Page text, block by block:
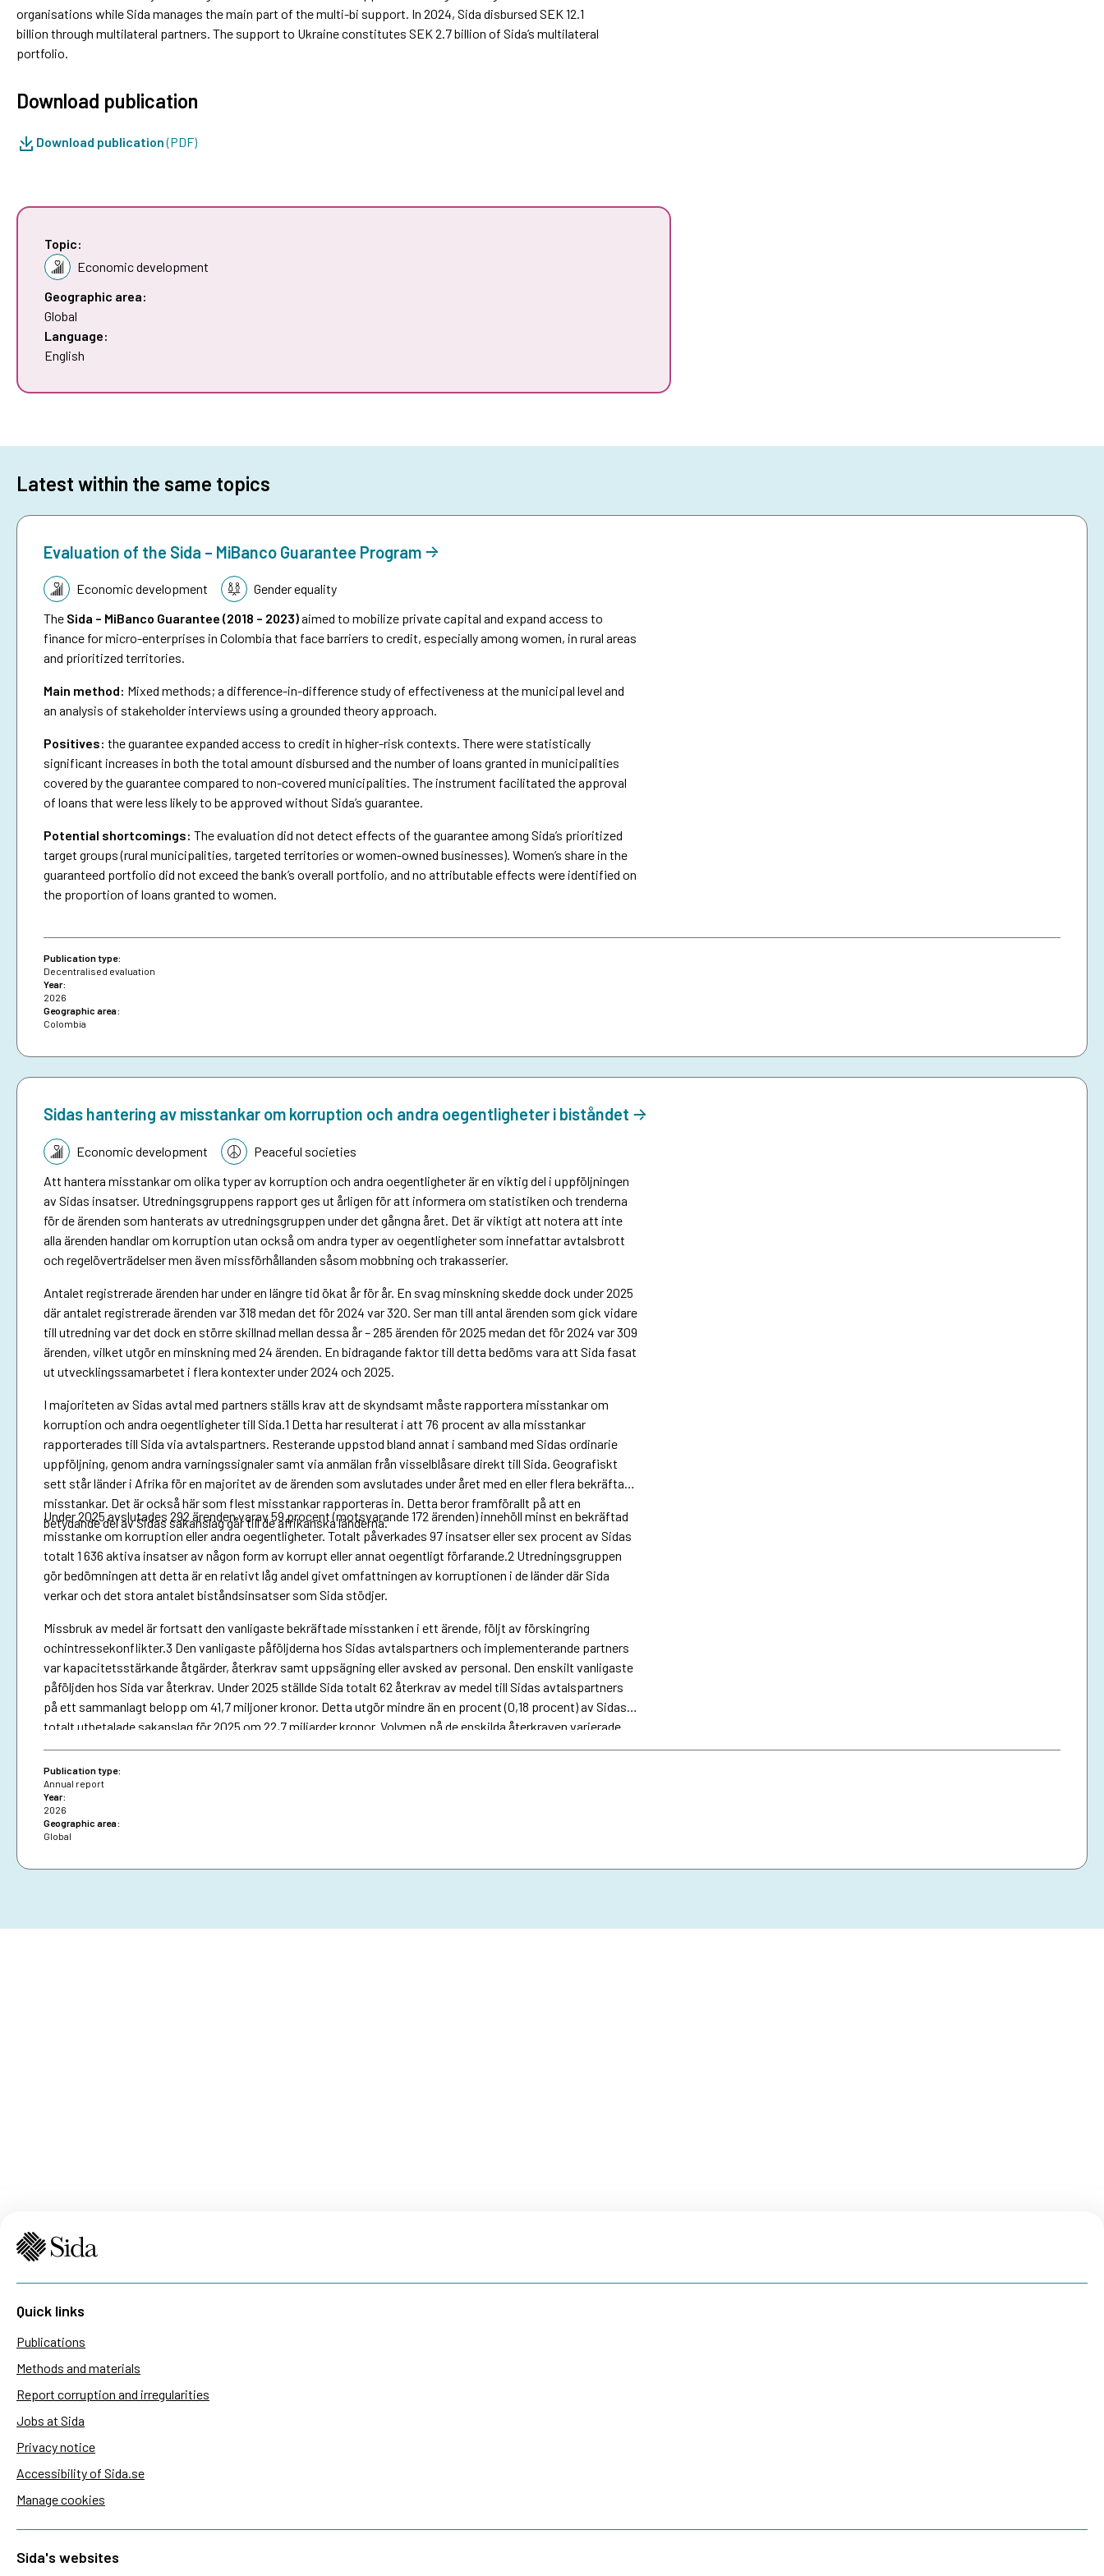
organisations while Sida manages the main part of the multi-bi support. In 2024, Sida disbursed SEK 12.1
billion through multilateral partners. The support to Ukraine constitutes SEK 2.7 billion of Sida’s multilateral
portfolio.
Download publication
Download publication(PDF)
Topic:
Economic development
Geographic area:
Global
Language:
English
Latest within the same topics
Evaluation of the Sida – MiBanco Guarantee Program
Topic:Economic development
Gender equality
The Sida – MiBanco Guarantee (2018 – 2023)aimed to mobilize private capital and expand access to
finance for micro-enterprises in Colombia that face barriers to credit, especially among women, in rural areas
and prioritized territories.
Main method: Mixed methods; a difference-in-difference study of effectiveness at the municipal level and
an analysis of stakeholder interviews using a grounded theory approach.
Positives: the guarantee expanded access to credit in higher-risk contexts. There were statistically
significant increases in both the total amount disbursed and the number of loans granted in municipalities
covered by the guarantee compared to non-covered municipalities. The instrument facilitated the approval
of loans that were less likely to be approved without Sida’s guarantee.
Potential shortcomings: The evaluation did not detect effects of the guarantee among Sida’s prioritized
target groups (rural municipalities, targeted territories or women-owned businesses). Women’s share in the
guaranteed portfolio did not exceed the bank’s overall portfolio, and no attributable effects were identified on
the proportion of loans granted to women.
Publication type:
Decentralised evaluation
Year:
2026
Geographic area:
Colombia
Sidas hantering av misstankar om korruption och andra oegentligheter i biståndet
Topic:Economic development
Peaceful societies
Att hantera misstankar om olika typer av korruption och andra oegentligheter är en viktig del i uppföljningen
av Sidas insatser. Utredningsgruppens rapport ges ut årligen för att informera om statistiken och trenderna
för de ärenden som hanterats av utredningsgruppen under det gångna året. Det är viktigt att notera att inte
alla ärenden handlar om korruption utan också om andra typer av oegentligheter som innefattar avtalsbrott
och regelöverträdelser men även missförhållanden såsom mobbning och trakasserier.
Antalet registrerade ärenden har under en längre tid ökat år för år. En svag minskning skedde dock under 2025
där antalet registrerade ärenden var 318 medan det för 2024 var 320. Ser man till antal ärenden som gick vidare
till utredning var det dock en större skillnad mellan dessa år – 285 ärenden för 2025 medan det för 2024 var 309
ärenden, vilket utgör en minskning med 24 ärenden. En bidragande faktor till detta bedöms vara att Sida fasat
ut utvecklingssamarbetet i flera kontexter under 2024 och 2025.
I majoriteten av Sidas avtal med partners ställs krav att de skyndsamt måste rapportera misstankar om
korruption och andra oegentligheter till Sida.1 Detta har resulterat i att 76 procent av alla misstankar
rapporterades till Sida via avtalspartners. Resterande uppstod bland annat i samband med Sidas ordinarie
uppföljning, genom andra varningssignaler samt via anmälan från visselblåsare direkt till Sida. Geografiskt
sett står länder i Afrika för en majoritet av de ärenden som avslutades under året med en eller flera bekräftade
misstankar. Det är också här som flest misstankar rapporteras in. Detta beror framförallt på att en
betydande del av Sidas sakanslag går till de afrikanska länderna.
Under 2025 avslutades 292 ärenden varav 59 procent (motsvarande 172 ärenden) innehöll minst en bekräftad
misstanke om korruption eller andra oegentligheter. Totalt påverkades 97 insatser eller sex procent av Sidas
totalt 1 636 aktiva insatser av någon form av korrupt eller annat oegentligt förfarande.2 Utredningsgruppen
gör bedömningen att detta är en relativt låg andel givet omfattningen av korruptionen i de länder där Sida
verkar och det stora antalet biståndsinsatser som Sida stödjer.
Missbruk av medel är fortsatt den vanligaste bekräftade misstanken i ett ärende, följt av förskingring
ochintressekonflikter.3 Den vanligaste påföljderna hos Sidas avtalspartners och implementerande partners
var kapacitetsstärkande åtgärder, återkrav samt uppsägning eller avsked av personal. Den enskilt vanligaste
påföljden hos Sida var återkrav. Under 2025 ställde Sida totalt 62 återkrav av medel till Sidas avtalspartners
på ett sammanlagt belopp om 41,7 miljoner kronor. Detta utgör mindre än en procent (0,18 procent) av Sidas
totalt utbetalade sakanslag för 2025 om 22,7 miljarder kronor. Volymen på de enskilda återkraven varierade
mellan ett högsta belopp på ca 15 miljoner kronor och ett lägsta belopp på 150 kronor.
Publication type:
Annual report
Year:
2026
Geographic area:
Global
Quick links
Publications
Methods and materials
Report corruption and irregularities
Jobs at Sida
Privacy notice
Accessibility of Sida.se
Manage cookies
Sida's websites